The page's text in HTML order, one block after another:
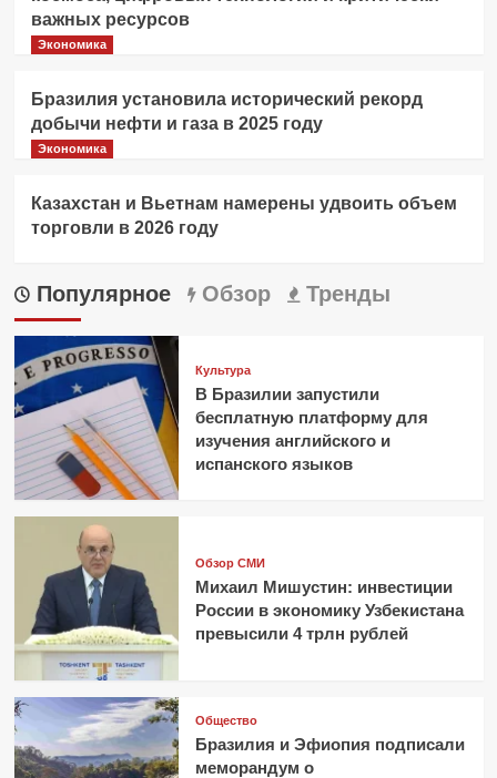
важных ресурсов
Экономика
Бразилия установила исторический рекорд
добычи нефти и газа в 2025 году
Экономика
Казахстан и Вьетнам намерены удвоить объем
торговли в 2026 году
Популярное Обзор Тренды
Культура
В Бразилии запустили
бесплатную платформу для
изучения английского и
испанского языков
Обзор СМИ
Михаил Мишустин: инвестиции
России в экономику Узбекистана
превысили 4 трлн рублей
Общество
Бразилия и Эфиопия подписали
меморандум о